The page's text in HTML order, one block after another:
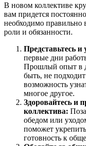
В новом коллективе
вам придется
необходимо правильно
роли и обязанности.
Представьтесь и
первые дни
Прошлый опыт в
быть, не
возможность
многое другое.
Здоровайтесь и
коллектива:
обедом или
поможет
готовность к